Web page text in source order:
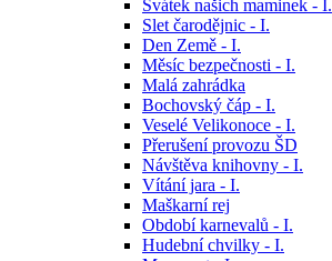
Svátek našich maminek - I.
Slet čarodějnic - I.
Den Země - I.
Měsíc bezpečnosti - I.
Malá zahrádka
Bochovský čáp - I.
Veselé Velikonoce - I.
Přerušení provozu ŠD
Návštěva knihovny - I.
Vítání jara - I.
Maškarní rej
Období karnevalů - I.
Hudební chvilky - I.